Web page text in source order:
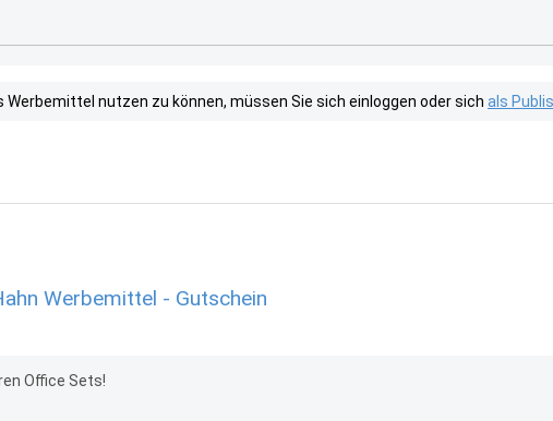
Werbemittel nutzen zu können, müssen Sie sich einloggen oder sich als
Werbemittel - Gutschein
Office Sets!